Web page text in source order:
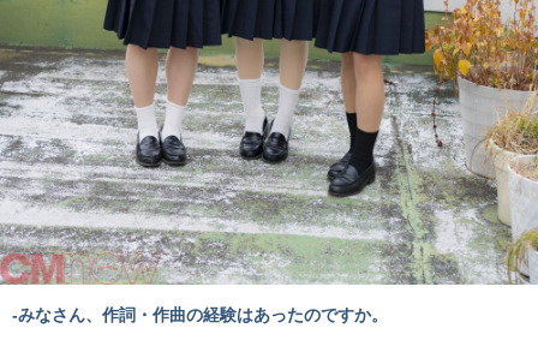
-みなさん、作詞・作曲の経験はあったのですか。